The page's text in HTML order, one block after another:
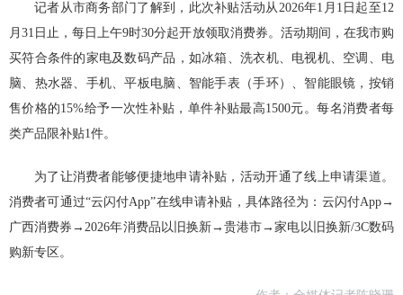
记者从市商务部门了解到，此次补贴活动从2026年1月1日起至12
月31日止，每日上午9时30分起开放领取消费券。活动期间，在我市购
买符合条件的家电及数码产品，如冰箱、洗衣机、电视机、空调、电
脑、热水器、手机、平板电脑、智能手表（手环）、智能眼镜，按销
售价格的15%给予一次性补贴，单件补贴最高1500元。每名消费者每
类产品限补贴1件。
为了让消费者能够便捷地申请补贴，活动开通了线上申请渠道。
消费者可通过“云闪付App”在线申请补贴，具体路径为：云闪付App→
广西消费券→2026年消费品以旧换新→贵港市→家电以旧换新/3C数码
购新专区。